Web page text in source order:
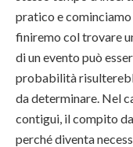
pratico e cominciamo
finiremo col trovare
di un evento può
probabilità
da determinare. Nel
contigui, il compito
perché diventa